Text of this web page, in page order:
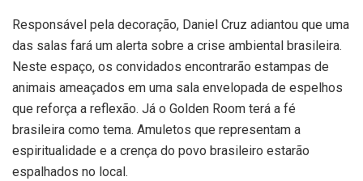
Responsável pela decoração, Daniel Cruz adiantou que uma
das salas fará um alerta sobre a crise ambiental brasileira.
Neste espaço, os convidados encontrarão estampas de
animais ameaçados em uma sala envelopada de espelhos
que reforça a reflexão. Já o Golden Room terá a fé
brasileira como tema. Amuletos que representam a
espiritualidade e a crença do povo brasileiro estarão
espalhados no local.